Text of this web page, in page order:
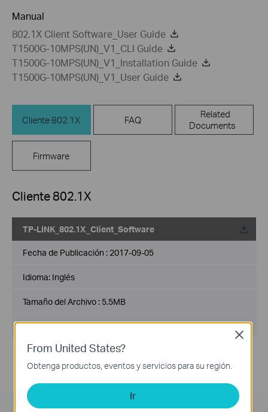
Manual
802.1X Client Software_User Guide
T1500G-10MPS(UN)_V1_CLI Guide
T1500G-10MPS(UN)_V1_Installation Guide
T1500G-10MPS(UN)_V1_User Guide
Cliente 802.1X FAQ
Related
Documents
Firmware
Cliente 802.1X
TP-LINK_802.1X_Client_Software
Fecha de Publicación : 2017-09-05
Idioma: Inglés
Tamaño del Archivo : 5.5MB
Sistema de Operación : Win2000/XP/2003/Vista/7/8/8.1/10
From United States?
Obtenga productos, eventos y servicios para su región.
Ir
Close